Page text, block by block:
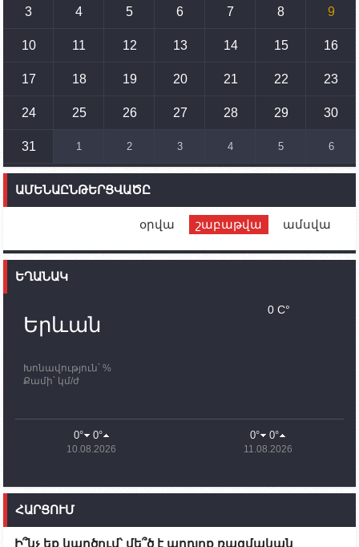
15:10 02.10.2023
սպառնալիքները կասեցնելու համար. իսպանացի
պատգամավորը Գորիսում է
14:54 02.10.2023
տեղակայված հայկական դիրքերի անձնակազմի
համար սնունդ տեղափոխող մեքենայի
ունեն. կիպրոսցի խորհրդարանականը՝ Ալեն
Ֆրանսիայի ԱԳ նախարարը կայցելի Հայաստան
պատասխանատուներ կմնան ԼՂ-ում՝ մինչև
որոնողափրկարարական աշխատանքների
11:03
ՄԱԿ-ի առաքելությունը շատ, շատ, շատ օգտակար
Ադրբեջանի փոխվարչապետն այսօր կմեկնի
Ստեփանակերտ
10:07 02.10.2023
3 4 5 6 7 8 9
10 11 12 13 14 15 16
17 18 19 20 21 22 23
24 25 26 27 28 29 30
31 1 2 3 4 5 6
ԱՄԵՆԱԸՆԹԵՐՑՎԱԾԸ
օրվա շաբաթվա ամսվա
ԵՂԱՆԱԿ
Երևան
Խոնավություն՝ %
Քամի՝ կմ/ժ
0 C°
0° 0°
10.08.2026
0° 0°
11.08.2026
ՀԱՐՑՈՒՄ
Ի՞նչ եք կարծում՝ մե՞ծ է արդյոք ռազմական